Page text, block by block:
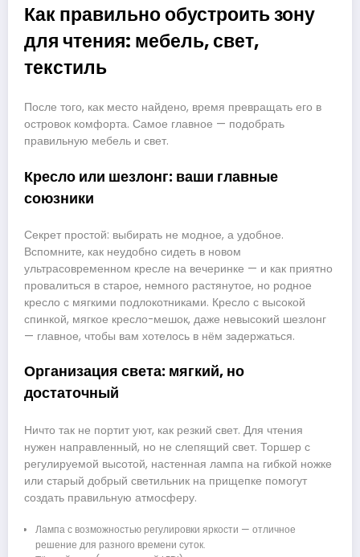
Как правильно обустроить зону
для чтения: мебель, свет,
текстиль
После того, как место найдено, время превращать его в
островок комфорта. Самое главное — подобрать
правильную мебель и свет.
Кресло или шезлонг: ваши главные
союзники
Секрет простой: выбирать не модное, а удобное.
Вспомните, как неудобно сидеть в новом
ультрасовременном кресле на вечеринке — и как приятно
провалиться в старое, немного растянутое, но родное
кресло с мягкими подлокотниками. Кресло с высокой
спинкой, мягкое кресло-мешок, даже невысокий шезлонг
— главное, чтобы вам хотелось в нём задержаться.
Организация света: мягкий, но
достаточный
Ничто так не портит уют, как резкий свет. Для чтения
нужен направленный, но не слепящий свет. Торшер с
регулируемой высотой, настенная лампа на гибкой ножке
или старый добрый светильник на прищепке помогут
создать правильную атмосферу.
Лампа с возможностью регулировки яркости — отличное
решение для разного времени суток.